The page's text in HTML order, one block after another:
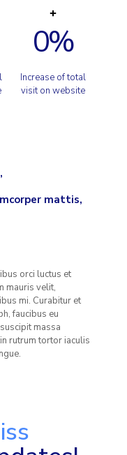
0%
Increase of total
visit on website
mattis,
orci luctus et
mauris velit,
mi. Curabitur et
faucibus eu
massa
rutrum tortor iaculis